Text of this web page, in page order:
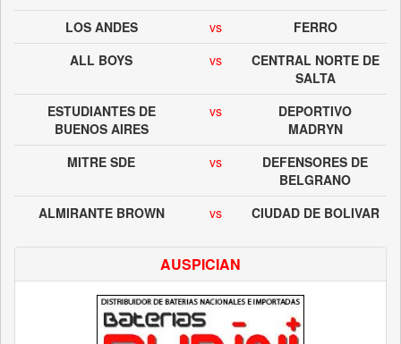
LOS ANDES
vs
FERRO
ALL BOYS
vs
CENTRAL NORTE DE
SALTA
ESTUDIANTES DE
BUENOS AIRES
vs
DEPORTIVO
MADRYN
MITRE SDE
vs
DEFENSORES DE
BELGRANO
ALMIRANTE BROWN
vs CIUDAD DE BOLIVAR
AUSPICIAN